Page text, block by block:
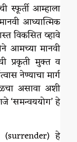
स्फूर्ती आम्हाला
आध्यात्मिक
विकसित व्हावे
आमच्या मानवी
प्रकृती मुक्त व
नेण्याचा मार्ग
असावा अशी
‘समन्वययोग’ हे
(surrender) हे